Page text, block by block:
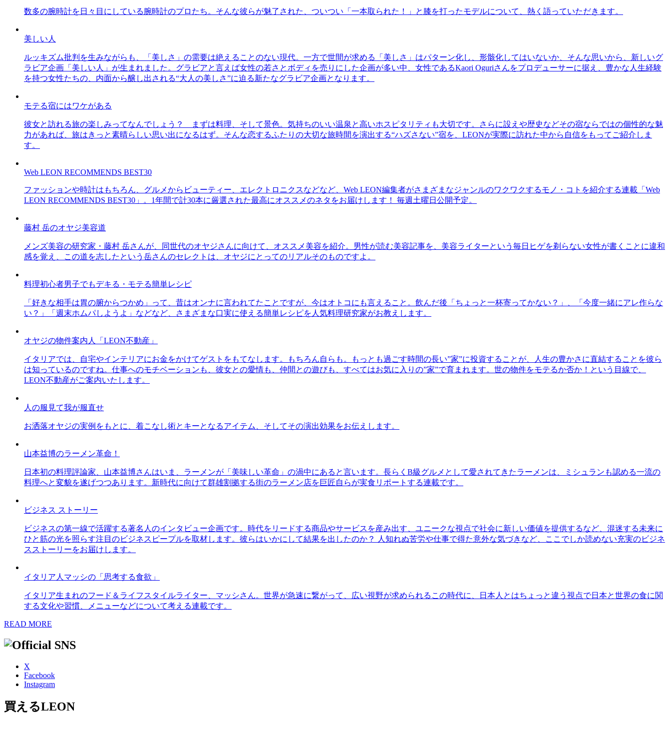
数多の腕時計を日々目にしている腕時計のプロたち。そんな彼らが魅了された、ついつい「一本取られた！」と膝を打ったモデルについて、熱く語っていただきます。
美しい人
ルッキズム批判を生みながらも、「美しさ」の需要は絶えることのない現代。一方で世間が求める「美しさ」はパターン化し、形骸化してはいないか、そんな思いから、新しいグ
ラビア企画「美しい人」が生まれました。グラビアと言えば女性の若さとボディを売りにした企画が多い中、女性であるKaori Oguriさんをプロデューサーに据え、豊かな人生経験
を持つ女性たちの、内面から醸し出される“大人の美しさ”に迫る新たなグラビア企画となります。
モテる宿にはワケがある
彼女と訪れる旅の楽しみってなんでしょう？ まずは料理、そして景色。気持ちのいい温泉と高いホスピタリティも大切です。さらに設えや歴史などその宿ならではの個性的な魅
力があれば、旅はきっと素晴らしい思い出になるはず。そんな恋するふたりの大切な旅時間を演出する“ハズさない”宿を、LEONが実際に訪れた中から自信をもってご紹介しま
す。
Web LEON RECOMMENDS BEST30
ファッションや時計はもちろん、グルメからビューティー、エレクトロニクスなどなど、Web LEON編集者がさまざまなジャンルのワクワクするモノ・コトを紹介する連載「Web
LEON RECOMMENDS BEST30」。1年間で計30本に厳選された最高にオススメのネタをお届けします！ 毎週土曜日公開予定。
藤村 岳のオヤジ美容道
メンズ美容の研究家・藤村 岳さんが、同世代のオヤジさんに向けて、オススメ美容を紹介。男性が読む美容記事を、美容ライターという毎日ヒゲを剃らない女性が書くことに違和
感を覚え、この道を志したという岳さんのセレクトは、オヤジにとってのリアルそのものですよ。
料理初心者男子でもデキる・モテる簡単レシピ
「好きな相手は胃の腑からつかめ」って、昔はオンナに言われてたことですが、今はオトコにも言えること。飲んだ後「ちょっと一杯寄ってかない？」、「今度一緒にアレ作らな
い？」「週末ホムパしようよ」などなど、さまざまな口実に使える簡単レシピを人気料理研究家がお教えします。
オヤジの物件案内人「LEON不動産」
イタリアでは、自宅やインテリアにお金をかけてゲストをもてなします。もちろん自らも。もっとも過ごす時間の長い”家”に投資することが、人生の豊かさに直結することを彼ら
は知っているのですね。仕事へのモチベーションも、彼女との愛情も、仲間との遊びも、すべてはお気に入りの”家”で育まれます。世の物件をモテるか否か！という目線で、
LEON不動産がご案内いたします。
人の服見て我が服直せ
お洒落オヤジの実例をもとに、着こなし術とキーとなるアイテム、そしてその演出効果をお伝えします。
山本益博のラーメン革命！
日本初の料理評論家、山本益博さんはいま、ラーメンが「美味しい革命」の渦中にあると言います。長らくB級グルメとして愛されてきたラーメンは、ミシュランも認める一流の
料理へと変貌を遂げつつあります。新時代に向けて群雄割拠する街のラーメン店を巨匠自らが実食リポートする連載です。
ビジネス ストーリー
ビジネスの第一線で活躍する著名人のインタビュー企画です。時代をリードする商品やサービスを産み出す、ユニークな視点で社会に新しい価値を提供するなど、混迷する未来に
ひと筋の光を照らす注目のビジネスピープルを取材します。彼らはいかにして結果を出したのか？ 人知れぬ苦労や仕事で得た意外な気づきなど、ここでしか読めない充実のビジネ
スストーリーをお届けします。
イタリア人マッシの「思考する食欲」
イタリア生まれのフード＆ライフスタイルライター、マッシさん。世界が急速に繋がって、広い視野が求められるこの時代に、日本人とはちょっと違う視点で日本と世界の食に関
する文化や習慣、メニューなどについて考える連載です。
READ MORE
X
Facebook
Instagram
買えるLEON